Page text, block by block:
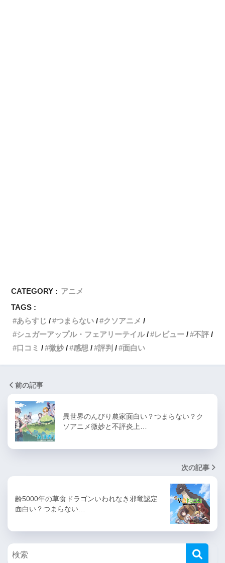
CATEGORY : アニメ
TAGS :
あらすじ
つまらない
クソアニメ
シュガーアップル・フェアリーテイル
レビュー
不評
口コミ
微妙 感想 評判 面白い
前の記事
異世界のんびり農家面白い？つまらない？ク
ソアニメ微妙と不評炎上…
次の記事
齢5000年の草食ドラゴンいわれなき邪竜認定
面白い？つまらない…